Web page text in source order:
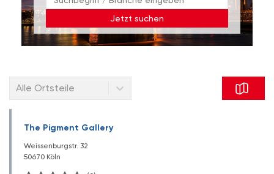
Jetzt suchen
Alle Ortsteile
The Pigment Gallery
Weissenburgstr. 32
50670 Köln